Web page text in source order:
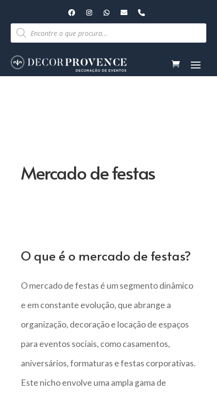
Pesquisar
produtos
Mercado de festas
O que é o mercado de festas?
O mercado de festas é um segmento dinâmico
e em constante evolução, que abrange a
organização, decoração e locação de espaços
para eventos sociais, como casamentos,
aniversários, formaturas e festas corporativas.
Este nicho envolve uma ampla gama de